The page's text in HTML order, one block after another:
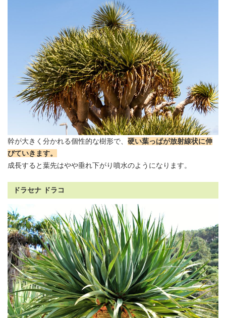
幹が大きく分かれる個性的な樹形で、 硬い葉っぱが放射線状に伸
びていきます。
成長すると葉先はやや垂れ下がり噴水のようになります。
ドラセナ ドラコ